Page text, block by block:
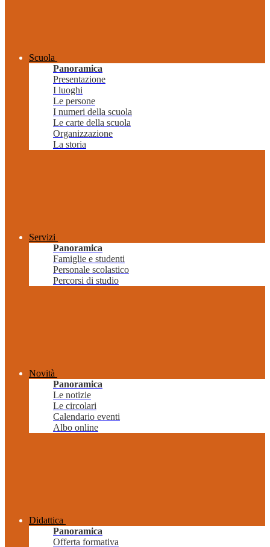
Scuola
Panoramica
Presentazione
I luoghi
Le persone
I numeri della scuola
Le carte della scuola
Organizzazione
La storia
Servizi
Panoramica
Famiglie e studenti
Personale scolastico
Percorsi di studio
Novità
Panoramica
Le notizie
Le circolari
Calendario eventi
Albo online
Didattica
Panoramica
Offerta formativa